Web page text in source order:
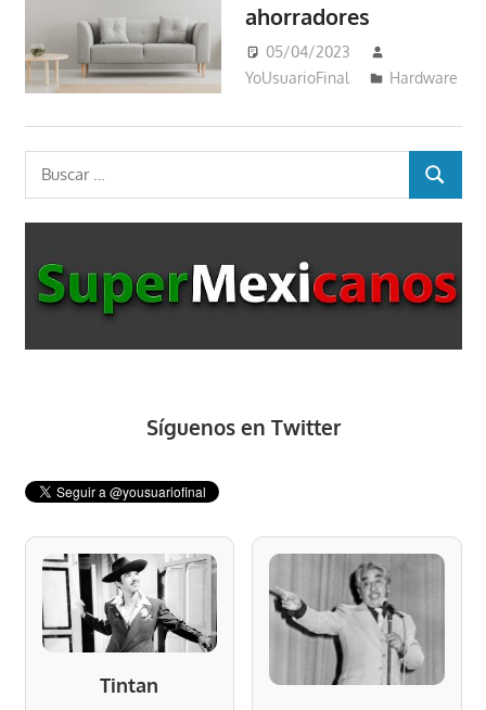
chino
ahorradores
05/04/2023
YoUsuarioFinal
Hardware
Buscar:
BUSCAR
Síguenos en Twitter
Tintan